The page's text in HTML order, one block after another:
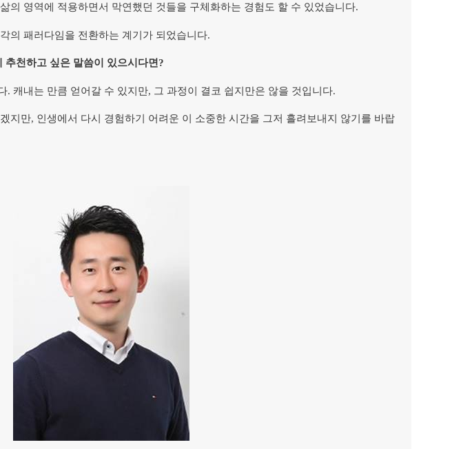
의 영역에 적용하면서 막연했던 것들을 구체화하는 경험도 할 수 있었습니다.
의 패러다임을 전환하는 계기가 되었습니다.
천하고 싶은 말씀이 있으시다면?
. 캐내는 만큼 얻어갈 수 있지만, 그 과정이 결코 쉽지만은 않을 것입니다.
지만, 인생에서 다시 경험하기 어려운 이 소중한 시간을 그저 흘려보내지 않기를 바랍